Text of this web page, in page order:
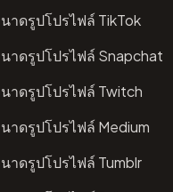
าดรูปโปรไฟล์ TikTok
าดรูปโปรไฟล์ Snapchat
าดรูปโปรไฟล์ Twitch
าดรูปโปรไฟล์ Medium
าดรูปโปรไฟล์ Tumblr